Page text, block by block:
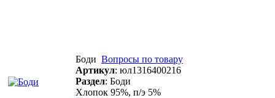
Боди Вопросы по товару
Артикул: юл1316400216
Раздел: Боди
Хлопок 95%, п/э 5%